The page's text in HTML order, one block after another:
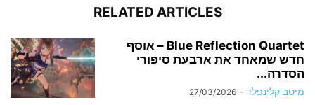
RELATED ARTICLES
Blue Reflection Quartet – אוסף
חדש שמאחד את ארבעת סיפורי
הסדרה...
מיטב קלינפלד -
27/03/2026